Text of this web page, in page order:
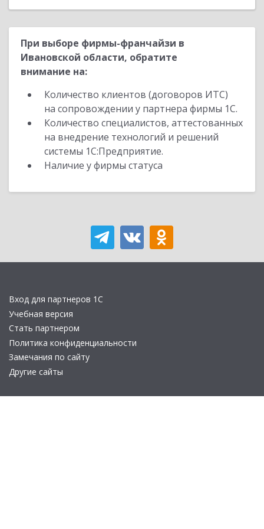
При выборе фирмы-франчайзи в
Ивановской области, обратите
внимание на:
Количество клиентов (договоров ИТС)
на сопровождении у партнера фирмы 1С.
Количество специалистов, аттестованных
на внедрение технологий и решений
системы 1С:Предприятие.
Наличие у фирмы статуса
Вход для партнеров 1С
Учебная версия
Стать партнером
Политика конфиденциальности
Замечания по сайту
Другие сайты